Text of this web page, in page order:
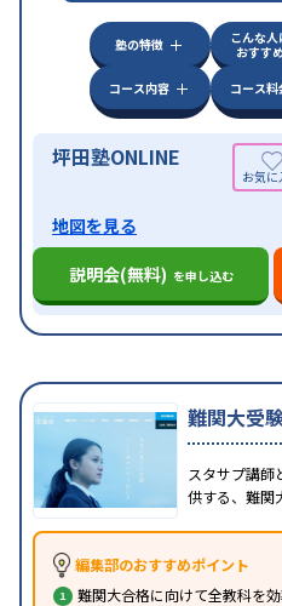
特徴
中高一貫校生に対応
学習にPC・タ
科目から受講可能
の子どもに対応
塾の特徴
こんな人
おすす
コース内容
コース料
坪田塾ONLINE
地図を見る
説明会(無料) を申し込む
難関大受
スタサプ講師
供する、難関
編集部のおすすめポイント
難関大合格に向けて全教科を